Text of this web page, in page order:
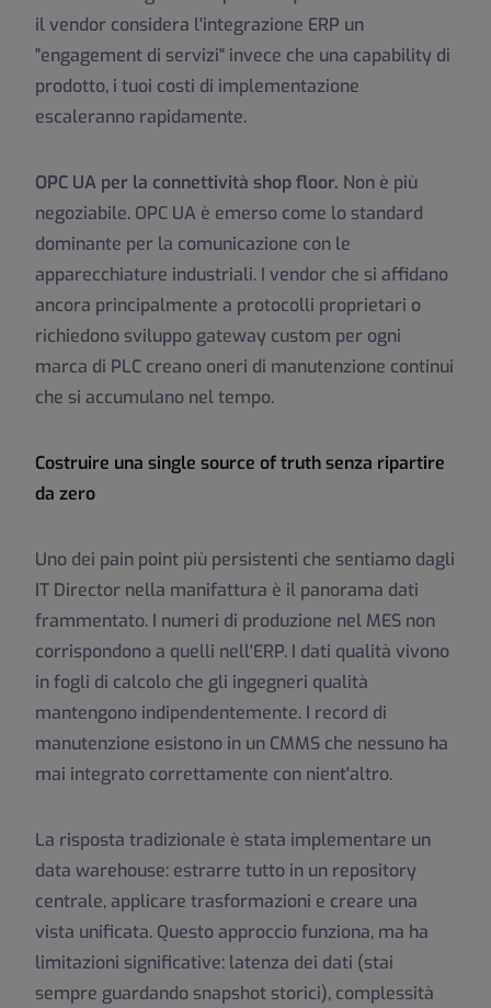
il vendor considera l'integrazione ERP un
"engagement di servizi" invece che una capability di
prodotto, i tuoi costi di implementazione
escaleranno rapidamente.
OPC UA per la connettività shop floor. Non è più
negoziabile. OPC UA è emerso come lo standard
dominante per la comunicazione con le
apparecchiature industriali. I vendor che si affidano
ancora principalmente a protocolli proprietari o
richiedono sviluppo gateway custom per ogni
marca di PLC creano oneri di manutenzione continui
che si accumulano nel tempo.
Costruire una single source of truth senza ripartire
da zero
Uno dei pain point più persistenti che sentiamo dagli
IT Director nella manifattura è il panorama dati
frammentato. I numeri di produzione nel MES non
corrispondono a quelli nell'ERP. I dati qualità vivono
in fogli di calcolo che gli ingegneri qualità
mantengono indipendentemente. I record di
manutenzione esistono in un CMMS che nessuno ha
mai integrato correttamente con nient'altro.
La risposta tradizionale è stata implementare un
data warehouse: estrarre tutto in un repository
centrale, applicare trasformazioni e creare una
vista unificata. Questo approccio funziona, ma ha
limitazioni significative: latenza dei dati (stai
sempre guardando snapshot storici), complessità